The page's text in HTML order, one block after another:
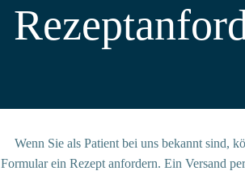
Wenn Sie als Patient bei uns bekannt sind,
Formular ein Rezept anfordern. Ein Versand